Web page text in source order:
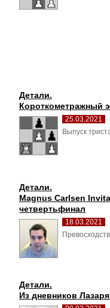
Детали.
Короткометражный
25.03.2021
Выпуск
Детали.
Magnus Carlsen
четвертьфинал
18.03.2021
Детали.
Из дневников